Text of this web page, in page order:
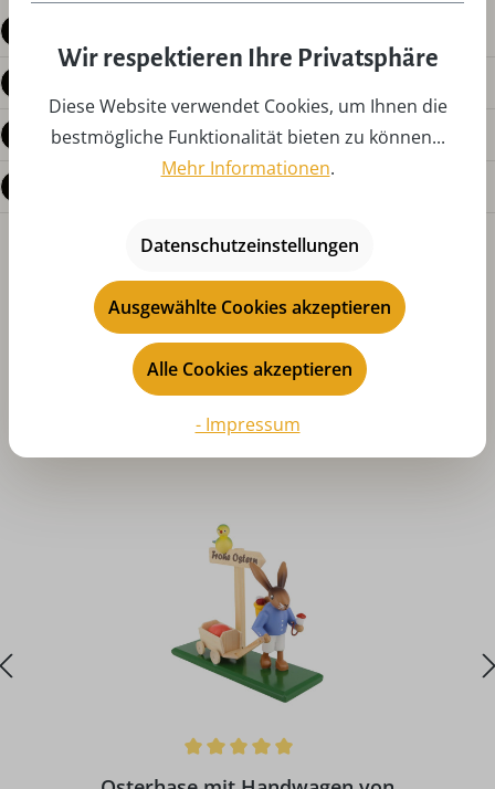
Bewertungen
Produktgalerie überspringen
Wir respektieren Ihre Privatsphäre
Diese Website verwendet Cookies, um Ihnen die
bestmögliche Funktionalität bieten zu können...
Mehr Informationen.
Datenschutzeinstellungen
Ausgewählte Cookies akzeptieren
Alle Cookies akzeptieren
- Impressum